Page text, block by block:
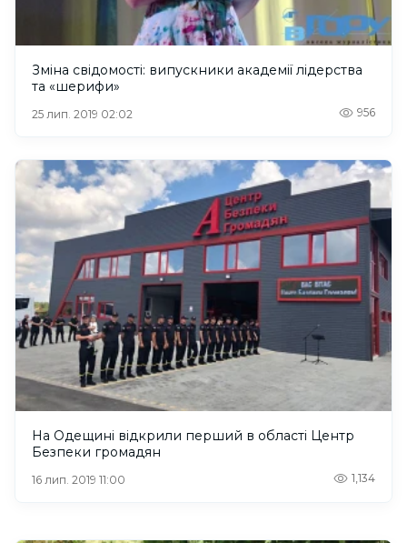
Зміна свідомості: випускники академії лідерства
та «шерифи»
25 лип. 2019 02:02 956
На Одещині відкрили перший в області Центр
Безпеки громадян
16 лип. 2019 11:00 1,134